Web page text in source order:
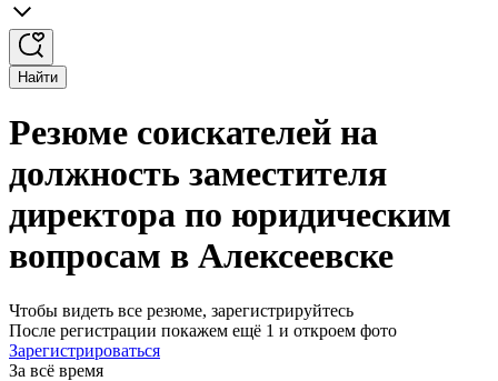
Найти
Резюме соискателей на
должность заместителя
директора по юридическим
вопросам в Алексеевске
Чтобы видеть все резюме, зарегистрируйтесь
После регистрации покажем ещё 1 и откроем фото
Зарегистрироваться
За всё время